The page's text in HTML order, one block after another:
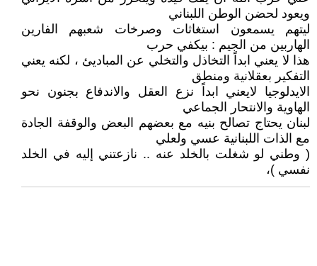
ويعود لحضن الوطن اللبناني
ليتهم يسمعون استغاثات وصرخات شعبهم الفارين
الهاربين من الجيم : بيكفي حرب
هذا لا يعني ابداً التخاذل والتخلي عن المباديئ ، لكنه يعني
التفكير بعقلانية ومنطق
الايدلوجيا لايعني ابداً نزع العقل والاندفاع بجنون نحو
الهاوية والانتحار الجماعي
لبنان يحتاج تصالح بنيه مع بعضهم البعض والوقفة الجادة
مع الذات اللبنانية عسي ولعلي
( وطني لو شغلت بالخلد عنه .. نازعتني إليه في الخلد
نفسي )،